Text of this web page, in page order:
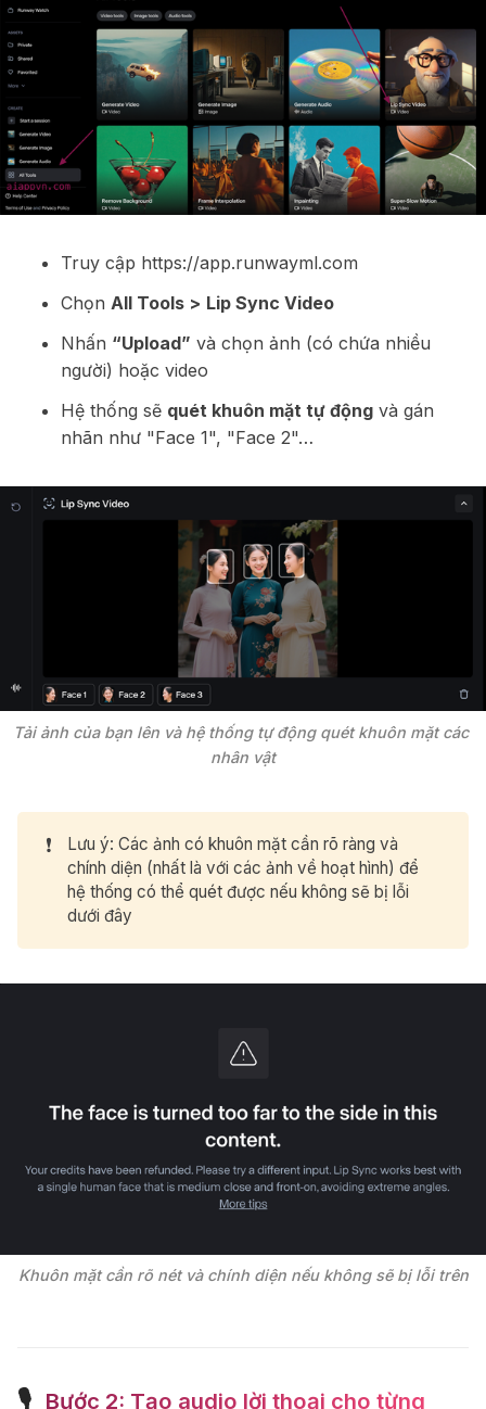
Truy cập https://app.runwayml.com
Chọn All Tools > Lip Sync Video
Nhấn “Upload” và chọn ảnh (có chứa nhiều
người) hoặc video
Hệ thống sẽ quét khuôn mặt tự động và gán
nhãn như "Face 1", "Face 2"…
Tải ảnh của bạn lên và hệ thống tự động quét khuôn mặt các
nhân vật
❗
Lưu ý: Các ảnh có khuôn mặt cần rõ ràng và
chính diện (nhất là với các ảnh về hoạt hình) để
hệ thống có thể quét được nếu không sẽ bị lỗi
dưới đây
Khuôn mặt cần rõ nét và chính diện nếu không sẽ bị lỗi trên
🎙 ️ Bước 2: Tạo audio lời thoại cho từng